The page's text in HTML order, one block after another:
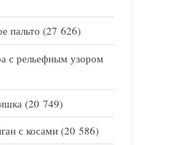
пальто (27 626)
с рельефным узором
(20 749)
с косами (20 586)